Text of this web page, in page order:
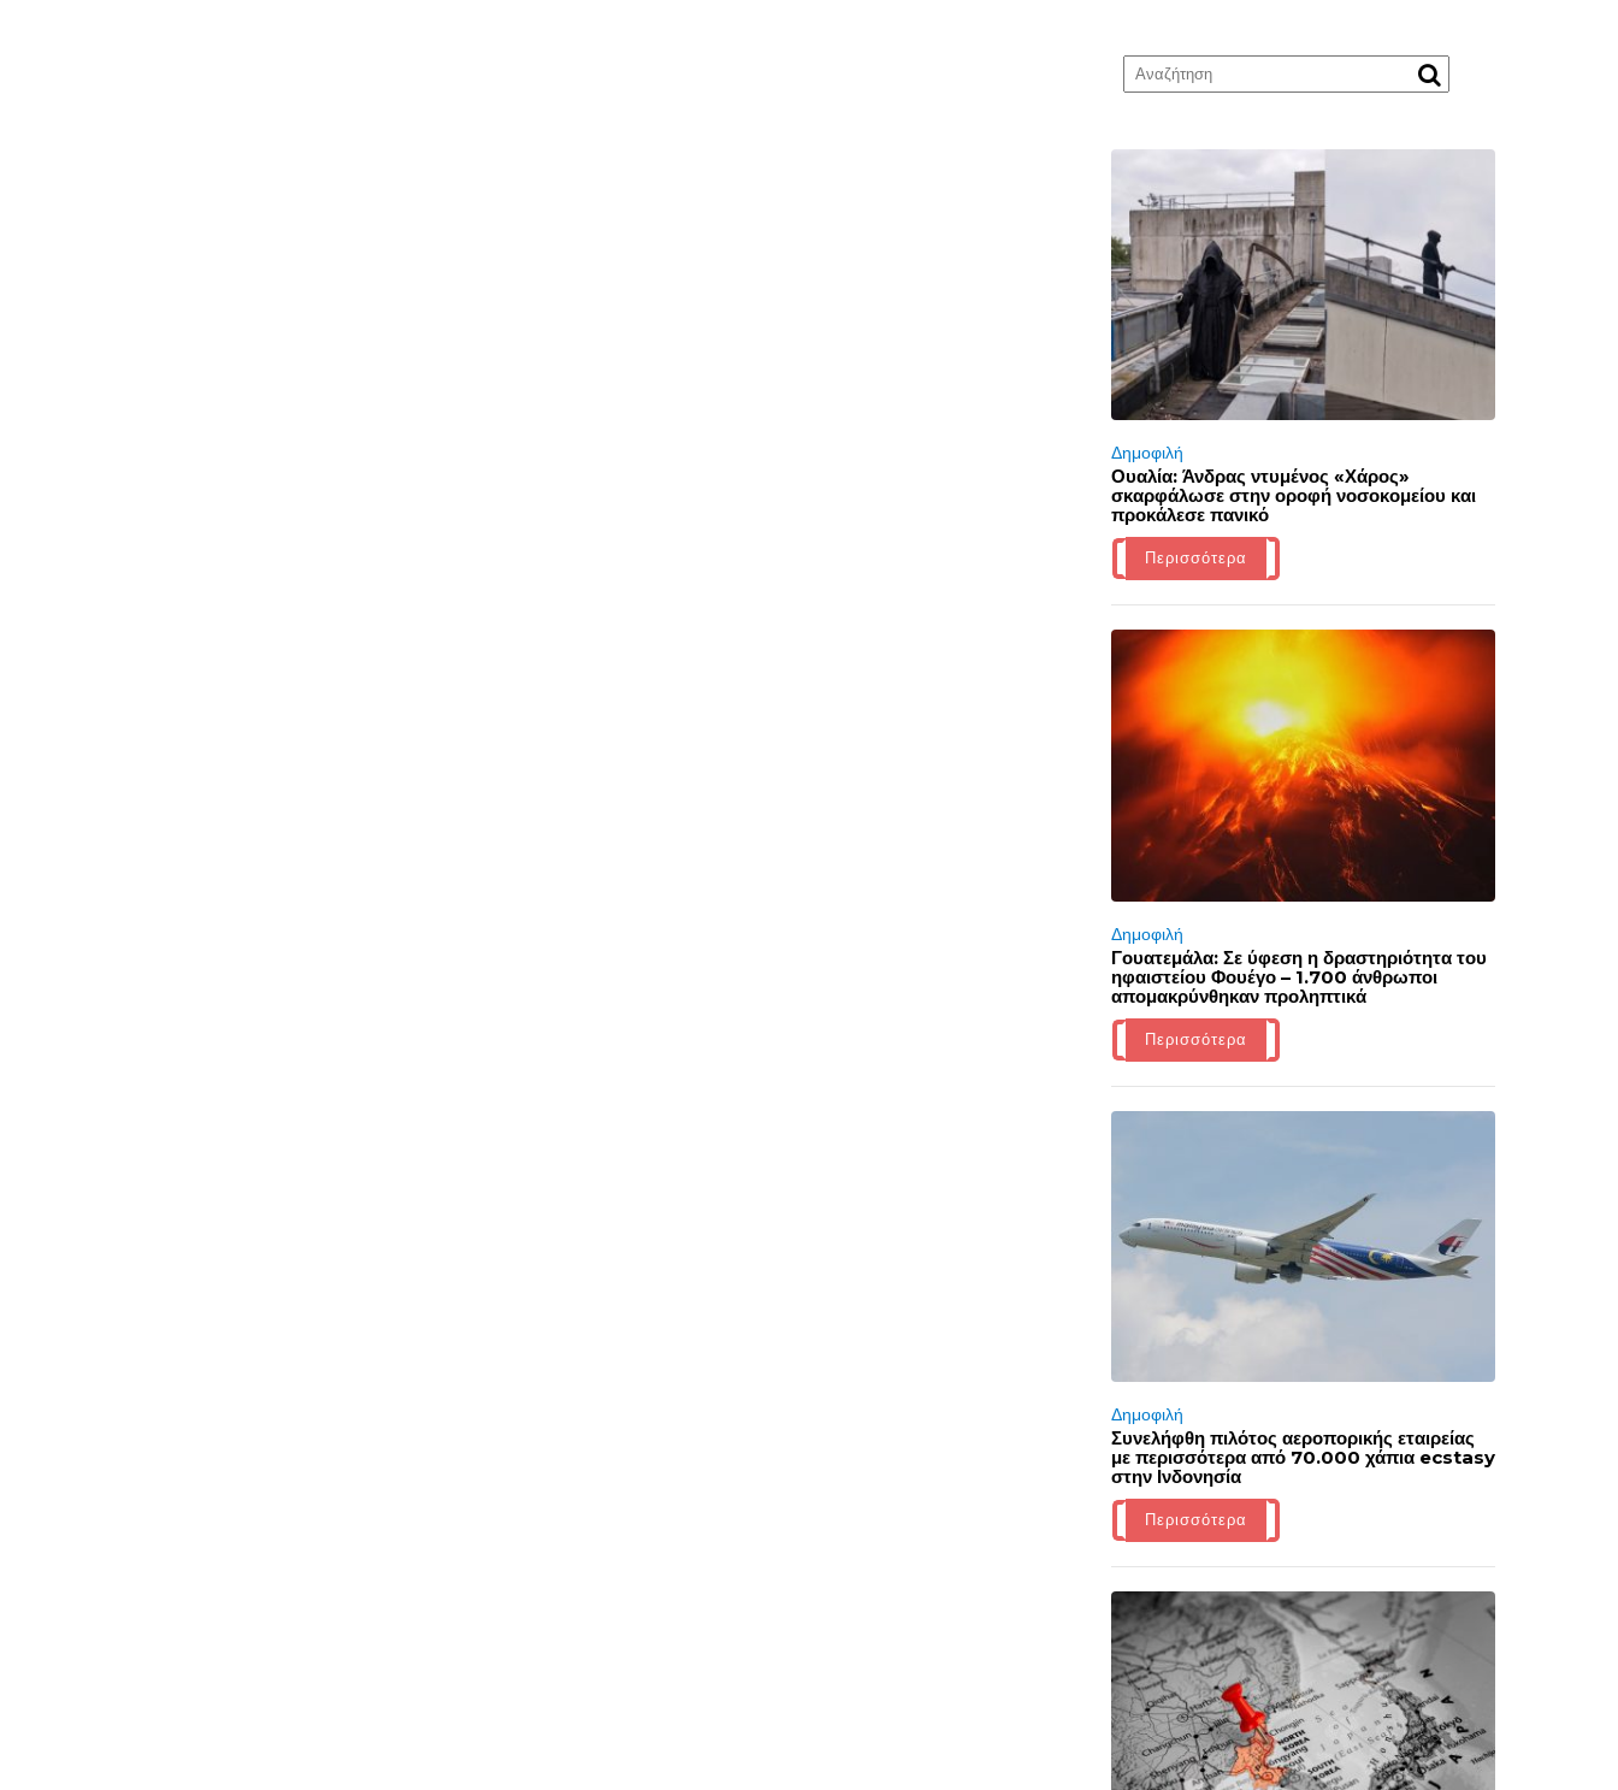
Δημοφιλή
Ουαλία: Άνδρας ντυμένος «Χάρος»
σκαρφάλωσε στην οροφή νοσοκομείου και
προκάλεσε πανικό
Περισσότερα
Δημοφιλή
Γουατεμάλα: Σε ύφεση η δραστηριότητα του
ηφαιστείου Φουέγο – 1.700 άνθρωποι
απομακρύνθηκαν προληπτικά
Περισσότερα
Δημοφιλή
Συνελήφθη πιλότος αεροπορικής εταιρείας
με περισσότερα από 70.000 χάπια ecstasy
στην Ινδονησία
Περισσότερα